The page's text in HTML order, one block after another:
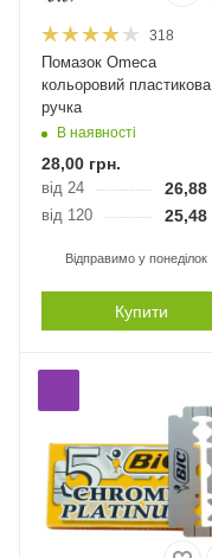
318
Помазок Оmeca
кольоровий пластикова
ручка
В наявності
28,00 грн.
від 24 26,88
від 120 25,48
Відправимо у понеділок
Купити